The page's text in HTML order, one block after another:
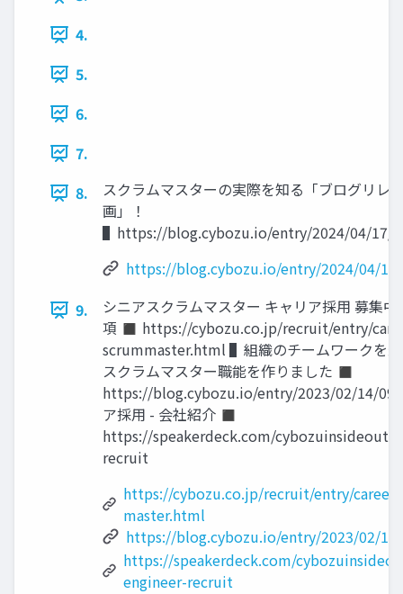
4.
5.
6.
7.
8.
スクラムマスターの実際を知る「ブログリレ
画」！
▌https://blog.cybozu.io/entry/2024/04/17/
https://blog.cybozu.io/entry/2024/04/
9.
シニアスクラムマスター キャリア採用 募集
項 ◼ https://cybozu.co.jp/recruit/entry/
scrummaster.html ▌組織のチームワークを
スクラムマスター職能を作りました ◼
https://blog.cybozu.io/entry/2023/02/14/
ア採用 - 会社紹介 ◼
https://speakerdeck.com/cybozuinsideout/
recruit
https://cybozu.co.jp/recruit/entry/
master.html
https://blog.cybozu.io/entry/2023/02/
https://speakerdeck.com/
engineer-recruit